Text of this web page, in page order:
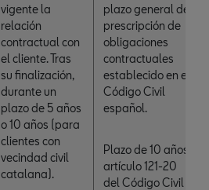
vigente la
relación
contractual con
el cliente. Tras
su finalización,
durante un
plazo de 5 años
o 10 años (para
clientes con
vecindad civil
catalana).
plazo general de
prescripción de
obligaciones
contractuales
establecido en el
Código Civil
español.
Plazo de 10 años:
artículo 121-20
del Código Civil